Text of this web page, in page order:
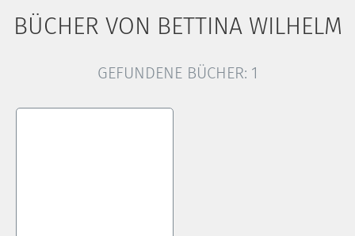
BÜCHER VON BETTINA WILHELM
GEFUNDENE BÜCHER: 1